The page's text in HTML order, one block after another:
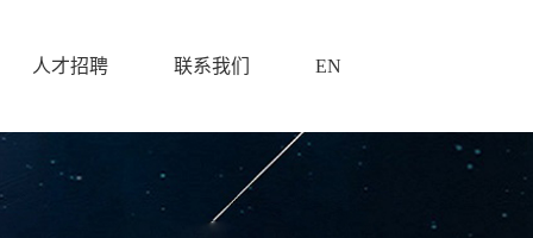
人才招聘 联系我们 EN